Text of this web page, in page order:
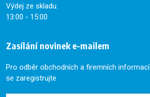
Výdej ze skladu:
13:00 - 15:00
Zasílání novinek e-mailem
Pro odběr obchodních a firemních informací
se zaregistrujte